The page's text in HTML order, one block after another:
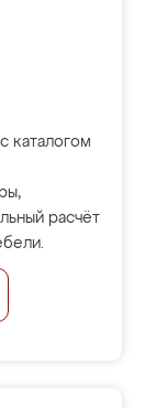
каталогом
расчёт